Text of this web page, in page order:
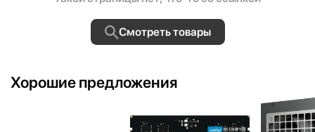
Смотреть товары
Хорошие предложения